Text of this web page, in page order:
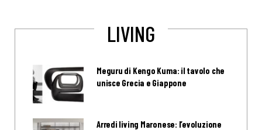
LIVING
Meguru di Kengo Kuma: il tavolo che
unisce Grecia e Giappone
Arredi living Maronese: l’evoluzione